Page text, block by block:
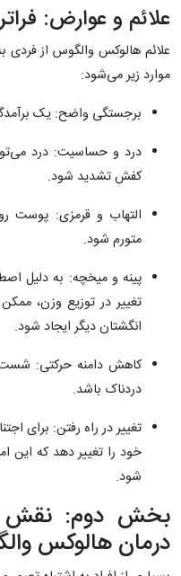
علائم و عوارض:
علائم هالوکس والگوس از فردی
موارد زیر می‌شود:
برجستگی واضح: یک
درد و حساسیت: درد
کفش تشدید شود.
التهاب و قرمزی: پوست
متورم شود.
پینه و میخچه: به دلیل
تغییر در توزیع وزن،
انگشتان دیگر ایجاد شود.
کاهش دامنه حرکتی:
دردناک باشد.
تغییر در راه رفتن: برای
خود را تغییر دهد که این
شود.
بخش دوم: نقش
درمان هالوکس